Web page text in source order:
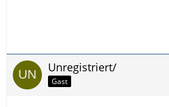
Unregistriert/
Gast